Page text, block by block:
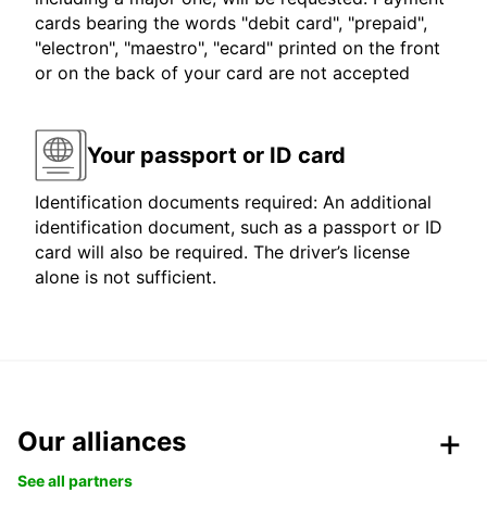
cards bearing the words "debit card", "prepaid",
"electron", "maestro", "ecard" printed on the front
or on the back of your card are not accepted
Your passport or ID card
Identification documents required: An additional
identification document, such as a passport or ID
card will also be required. The driver’s license
alone is not sufficient.
Our alliances
See all partners